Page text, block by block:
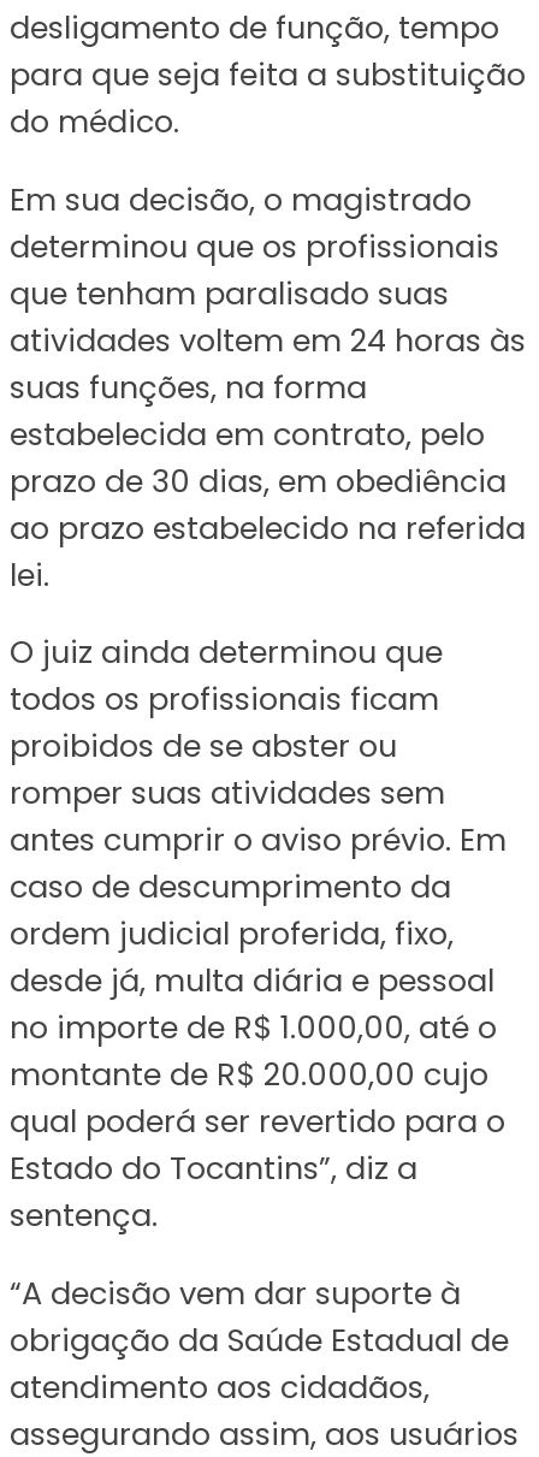
desligamento de função, tempo
para que seja feita a substituição
do médico.
Em sua decisão, o magistrado
determinou que os profissionais
que tenham paralisado suas
atividades voltem em 24 horas às
suas funções, na forma
estabelecida em contrato, pelo
prazo de 30 dias, em obediência
ao prazo estabelecido na referida
lei.
O juiz ainda determinou que
todos os profissionais ficam
proibidos de se abster ou
romper suas atividades sem
antes cumprir o aviso prévio. Em
caso de descumprimento da
ordem judicial proferida, fixo,
desde já, multa diária e pessoal
no importe de R$ 1.000,00, até o
montante de R$ 20.000,00 cujo
qual poderá ser revertido para o
Estado do Tocantins”, diz a
sentença.
“A decisão vem dar suporte à
obrigação da Saúde Estadual de
atendimento aos cidadãos,
assegurando assim, aos usuários